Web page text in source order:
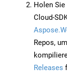
Holen
Cloud-
Repos,
Releases